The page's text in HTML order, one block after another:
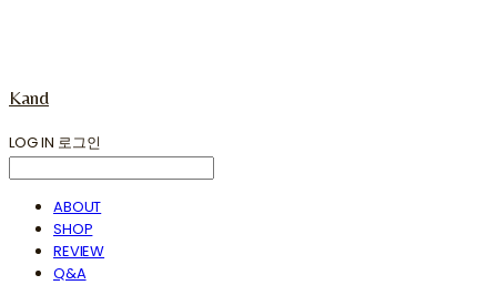
Kand
LOG IN 로그인
ABOUT
SHOP
REVIEW
Q&A